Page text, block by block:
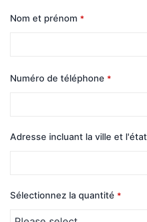
Nom et prénom *
Numéro de téléphone *
Adresse incluant la ville et l'état
Sélectionnez la quantité *